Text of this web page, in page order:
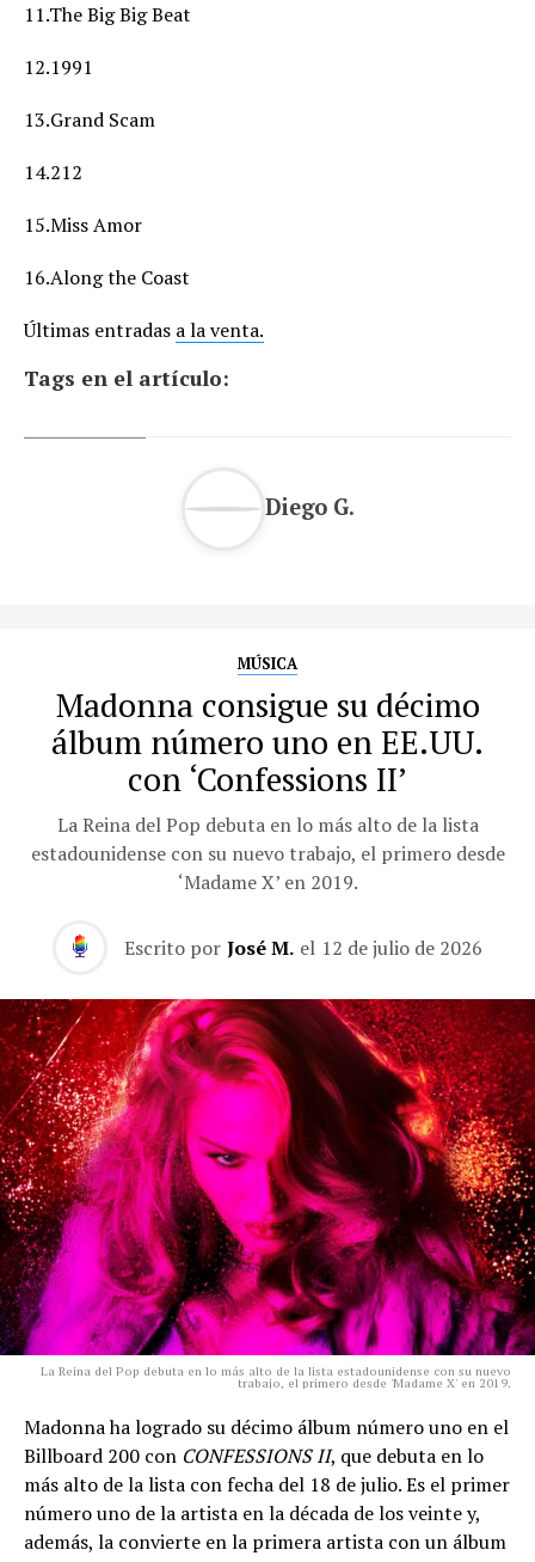
11.The Big Big Beat
12.1991
13.Grand Scam
14.212
15.Miss Amor
16.Along the Coast
Últimas entradas a la venta.
Tags en el artículo:
Diego G.
MÚSICA
Madonna consigue su décimo
álbum número uno en EE.UU.
con ‘Confessions II’
La Reina del Pop debuta en lo más alto de la lista
estadounidense con su nuevo trabajo, el primero desde
‘Madame X’ en 2019.
Escrito por José M. el 12 de julio de 2026
La Reina del Pop debuta en lo más alto de la lista estadounidense con su nuevo
trabajo, el primero desde 'Madame X' en 2019.
Madonna ha logrado su décimo álbum número uno en el
Billboard 200 con CONFESSIONS II, que debuta en lo
más alto de la lista con fecha del 18 de julio. Es el primer
número uno de la artista en la década de los veinte y,
además, la convierte en la primera artista con un álbum